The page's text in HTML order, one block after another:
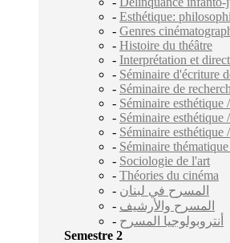
- Esthétique:
- Genres
- Histoire du théâtre
- Interprétation et
- Séminaire d'écriture
- Séminaire de
- Séminaire esthétique
- Séminaire esthétique
- Séminaire esthétique
- Séminaire
- Sociologie de l'art
- Théories du cinéma
- المسرح في لبنان
- المسرح والأرشيف
- أنتروبولوجيا المسرح
Semestre 2